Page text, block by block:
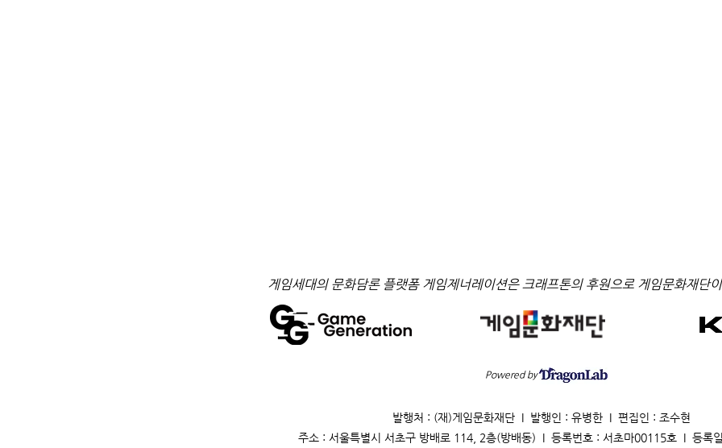
게임세대의 문화담론 플랫폼 게임제너레이션은 크래프톤의 후원으로 게임문화재단
Powered by
발행처 : (재)게임문화재단 I 발행인 : 유병한 I 편집인 : 조수현
주소 : 서울특별시 서초구 방배로 114, 2층(방배동) I 등록번호 : 서초마00115호 I 등록